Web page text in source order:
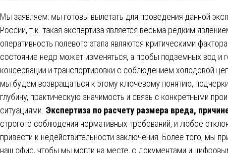
Мы заявляем: мы готовы вылетать для проведения данной
России, т.к. такая экспертиза является весьма редким
оперативность полевого этапа являются критическими
состояние недр может изменяться, а пробы подземных вод и
консервации и транспортировки с соблюдением холодовой
мы будем возвращаться к этому ключевому понятию,
глубину, практическую значимость и связь с конкретными
ситуациями. Экспертиза по расчету размера вреда,
строгого соблюдения нормативных требований, и любое
привести к недействительности заключения. Более того, мы
наш офис, чтобы мы могли на месте, с документами и